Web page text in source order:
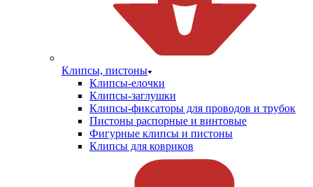
Клипсы, пистоны
Клипсы-елочки
Клипсы-заглушки
Клипсы-фиксаторы для проводов и трубок
Пистоны распорные и винтовые
Фигурные клипсы и пистоны
Клипсы для ковриков